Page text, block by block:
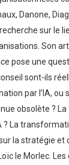
Danone,
sur le
Son
pose une
sont-ils
par l’IA, ou
obsolète ?
? La
la stratégie et
le Morlec. Les